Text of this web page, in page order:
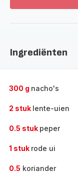
volledige
Ingrediënten
300 g nacho's
2 stuk lente-uien
0.5 stuk peper
1 stuk rode ui
0.5 koriander